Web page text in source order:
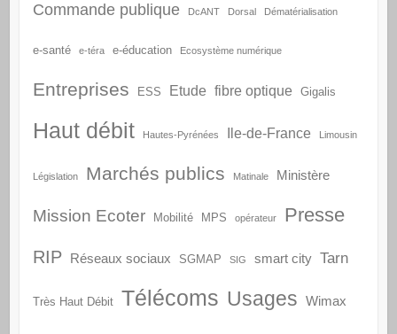
Commande publique DcANT Dorsal Dématérialisation
e-santé e-téra e-éducation Ecosystème numérique
Entreprises ESS Etude fibre optique Gigalis
Haut débit Hautes-Pyrénées Ile-de-France Limousin
Législation Marchés publics Matinale Ministère
Mission Ecoter Mobilité MPS opérateur Presse
RIP Réseaux sociaux SGMAP SIG smart city Tarn
Très Haut Débit Télécoms Usages Wimax